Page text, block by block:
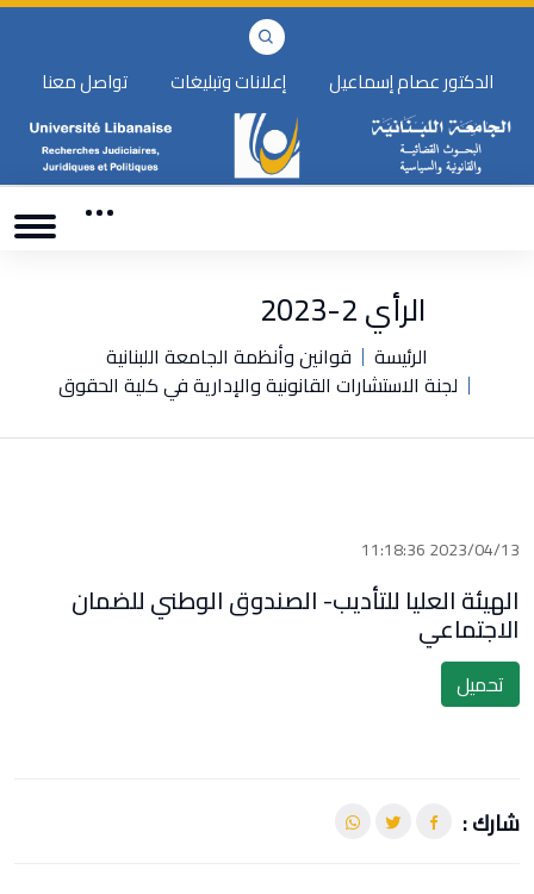
الدكتور عصام إسماعيل إعلانات وتبليغات تواصل معنا
الرأي 2-2023
الرئيسة
قوانين وأنظمة الجامعة اللبنانية
لجنة الاستشارات القانونية والإدارية في كلية الحقوق
2023/04/13 11:18:36
الهيئة العليا للتأديب- الصندوق الوطني للضمان
الاجتماعي
تحميل
شارك :